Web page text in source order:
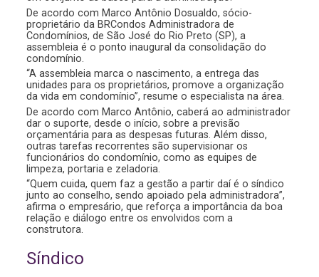
De acordo com Marco Antônio Dosualdo, sócio-
proprietário da BRCondos Administradora de
Condomínios, de São José do Rio Preto (SP), a
assembleia é o ponto inaugural da consolidação do
condomínio.
“A assembleia marca o nascimento, a entrega das
unidades para os proprietários, promove a organização
da vida em condomínio”, resume o especialista na área.
De acordo com Marco Antônio, caberá ao administrador
dar o suporte, desde o início, sobre a previsão
orçamentária para as despesas futuras. Além disso,
outras tarefas recorrentes são supervisionar os
funcionários do condomínio, como as equipes de
limpeza, portaria e zeladoria.
“Quem cuida, quem faz a gestão a partir daí é o síndico
junto ao conselho, sendo apoiado pela administradora”,
afirma o empresário, que reforça a importância da boa
relação e diálogo entre os envolvidos com a
construtora.
Síndico